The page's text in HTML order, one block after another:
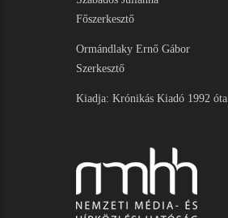
Főszerkesztő
Ormándlaky Ernő Gábor
Szerkesztő
Kiadja: Krónikás Kiadó 1992 óta.